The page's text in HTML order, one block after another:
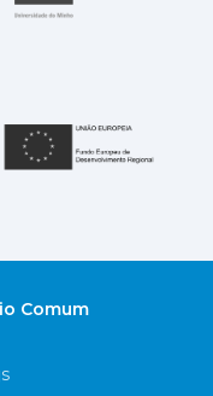
Portuguesa
Comum